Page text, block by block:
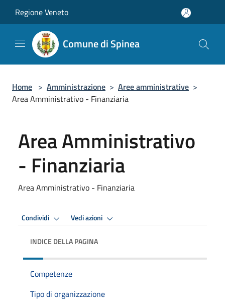
Regione Veneto
Comune di Spinea
Home > Amministrazione > Aree amministrative >
Area Amministrativo - Finanziaria
Area Amministrativo
- Finanziaria
Area Amministrativo - Finanziaria
Condividi Vedi azioni
INDICE DELLA PAGINA
Competenze
Tipo di organizzazione